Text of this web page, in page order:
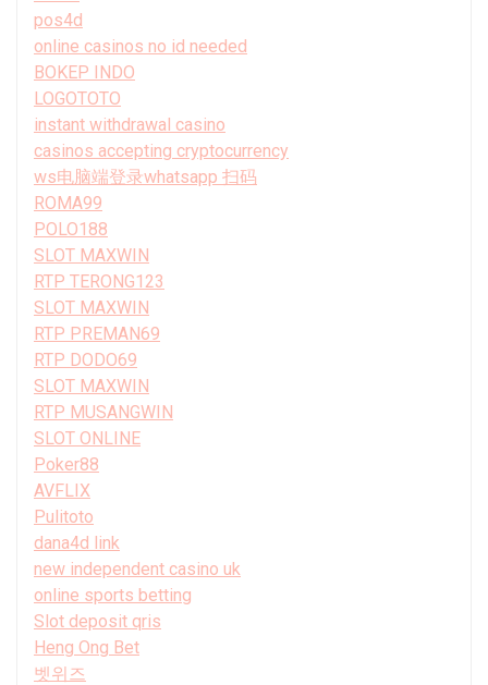
pos4d
online casinos no id needed
BOKEP INDO
LOGOTOTO
instant withdrawal casino
casinos accepting cryptocurrency
ws电脑端登录whatsapp 扫码
ROMA99
POLO188
SLOT MAXWIN
RTP TERONG123
SLOT MAXWIN
RTP PREMAN69
RTP DODO69
SLOT MAXWIN
RTP MUSANGWIN
SLOT ONLINE
Poker88
AVFLIX
Pulitoto
dana4d link
new independent casino uk
online sports betting
Slot deposit qris
Heng Ong Bet
벳위즈